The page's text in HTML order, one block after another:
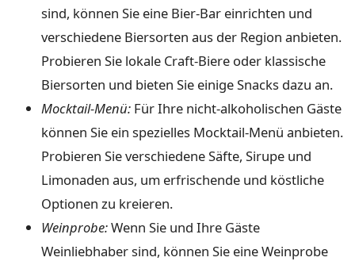
sind, können Sie eine Bier-Bar einrichten und
verschiedene Biersorten aus der Region anbieten.
Probieren Sie lokale Craft-Biere oder klassische
Biersorten und bieten Sie einige Snacks dazu an.
Mocktail-Menü: Für Ihre nicht-alkoholischen Gäste
können Sie ein spezielles Mocktail-Menü anbieten.
Probieren Sie verschiedene Säfte, Sirupe und
Limonaden aus, um erfrischende und köstliche
Optionen zu kreieren.
Weinprobe:Wenn Sie und Ihre Gäste
Weinliebhaber sind, können Sie eine Weinprobe